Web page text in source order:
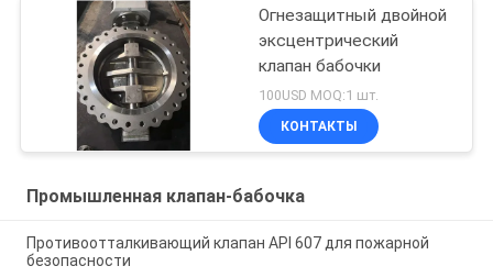
Огнезащитный двойной
эксцентрический
клапан бабочки
100USD MOQ:1 шт.
КОНТАКТЫ
Промышленная клапан-бабочка
Противоотталкивающий клапан API 607 для пожарной
безопасности